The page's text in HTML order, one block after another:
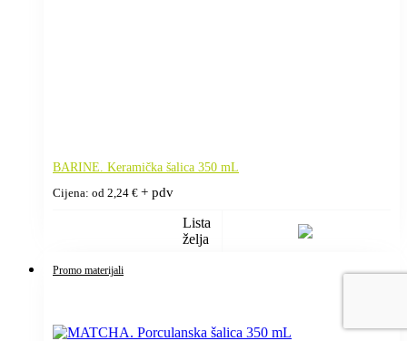
BARINE. Keramička šalica 350 mL
Cijena: od 2,24 € + pdv
Lista
želja
Promo materijali